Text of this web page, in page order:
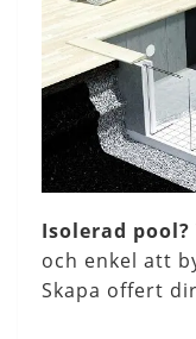
Isolerad pool?
och enkel att
Skapa offert